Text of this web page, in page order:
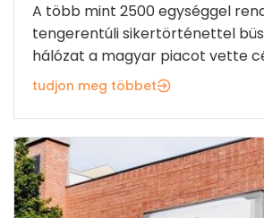
A több mint 2500 egységgel
tengerentúli sikertörténettel
hálózat a magyar piacot vette
tudjon meg többet